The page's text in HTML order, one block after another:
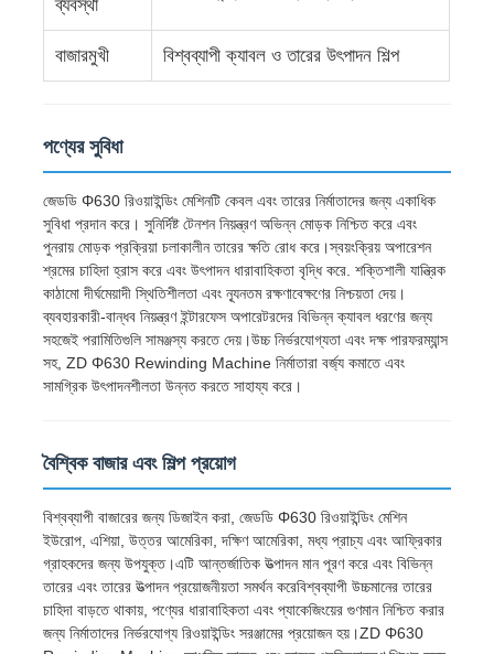
ডাবল টুইস্ট স্ট্র্যান্ডিং মেশিন
সাঁজোয়া মেশিন
মোড়ানো মেশিন
একক টুইস্ট মেশিন
তারের মেশিন
তারের পাড়া মেশিন
রিওয়াইন্ডিং মেশিন
যন্ত্রপাতি সরিয়ে ফেলা
ব্যবস্থা
বাজারমুখী বিশ্বব্যাপী ক্যাবল ও তারের উৎপাদন শিল্প
পণ্যের সুবিধা
জেডডি Φ630 রিওয়াইন্ডিং মেশিনটি কেবল এবং তারের নির্মাতাদের জন্য একাধিক
সুবিধা প্রদান করে। সুনির্দিষ্ট টেনশন নিয়ন্ত্রণ অভিন্ন মোড়ক নিশ্চিত করে এবং
পুনরায় মোড়ক প্রক্রিয়া চলাকালীন তারের ক্ষতি রোধ করে।স্বয়ংক্রিয় অপারেশন
শ্রমের চাহিদা হ্রাস করে এবং উৎপাদন ধারাবাহিকতা বৃদ্ধি করে. শক্তিশালী যান্ত্রিক
কাঠামো দীর্ঘমেয়াদী স্থিতিশীলতা এবং ন্যূনতম রক্ষণাবেক্ষণের নিশ্চয়তা দেয়।
ব্যবহারকারী-বান্ধব নিয়ন্ত্রণ ইন্টারফেস অপারেটরদের বিভিন্ন ক্যাবল ধরণের জন্য
সহজেই পরামিতিগুলি সামঞ্জস্য করতে দেয়।উচ্চ নির্ভরযোগ্যতা এবং দক্ষ পারফরম্যান্স
সহ, ZD Φ630 Rewinding Machine নির্মাতারা বর্জ্য কমাতে এবং
সামগ্রিক উৎপাদনশীলতা উন্নত করতে সাহায্য করে।
বৈশ্বিক বাজার এবং শিল্প প্রয়োগ
বিশ্বব্যাপী বাজারের জন্য ডিজাইন করা, জেডডি Φ630 রিওয়াইন্ডিং মেশিন
ইউরোপ, এশিয়া, উত্তর আমেরিকা, দক্ষিণ আমেরিকা, মধ্য প্রাচ্য এবং আফ্রিকার
গ্রাহকদের জন্য উপযুক্ত।এটি আন্তর্জাতিক উত্পাদন মান পূরণ করে এবং বিভিন্ন
তারের এবং তারের উত্পাদন প্রয়োজনীয়তা সমর্থন করেবিশ্বব্যাপী উচ্চমানের তারের
চাহিদা বাড়তে থাকায়, পণ্যের ধারাবাহিকতা এবং প্যাকেজিংয়ের গুণমান নিশ্চিত করার
জন্য নির্মাতাদের নির্ভরযোগ্য রিওয়াইন্ডিং সরঞ্জামের প্রয়োজন হয়।ZD Φ630